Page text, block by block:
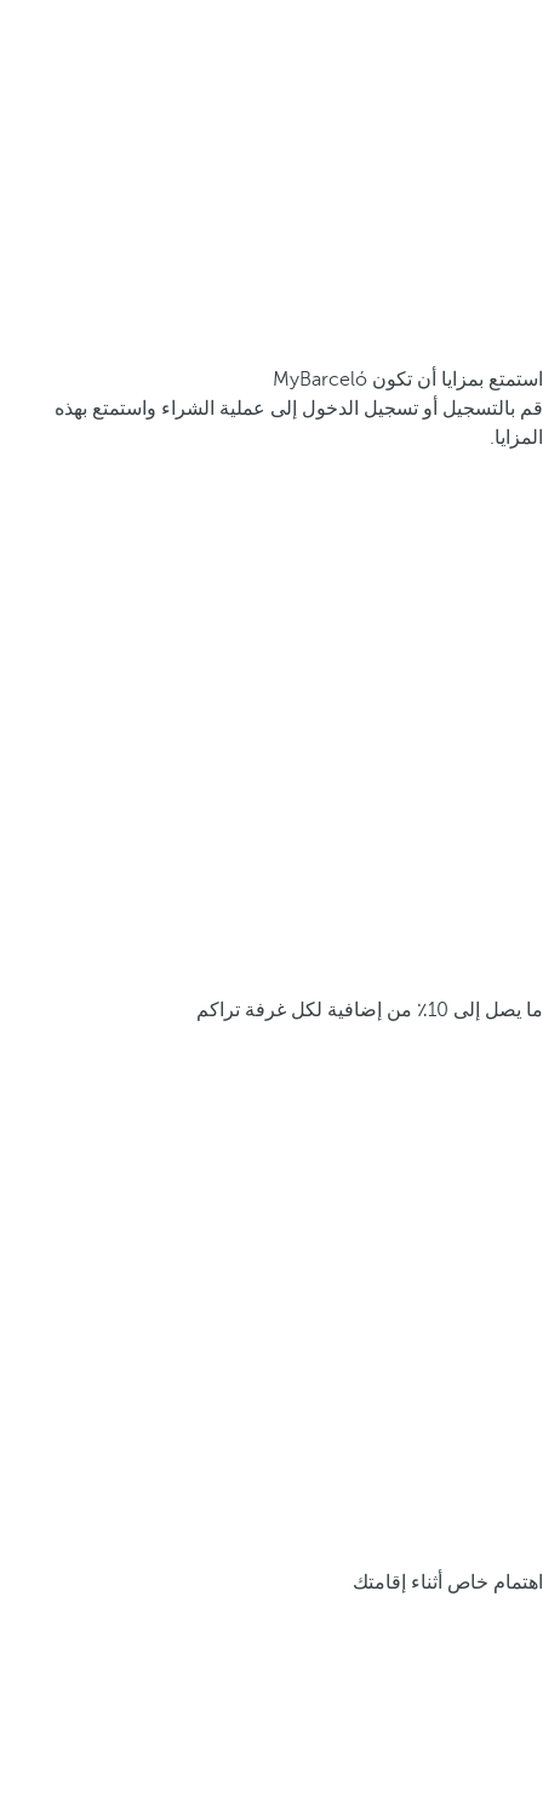
استمتع بمزايا أن تكون MyBarceló
قم بالتسجيل أو تسجيل الدخول إلى عملية الشراء واستمتع بهذه
المزايا.
ما يصل إلى 10٪ من إضافية لكل غرفة تراكم
اهتمام خاص أثناء إقامتك